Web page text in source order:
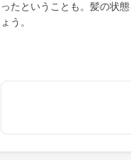
ったということも。髪の状
ょう。